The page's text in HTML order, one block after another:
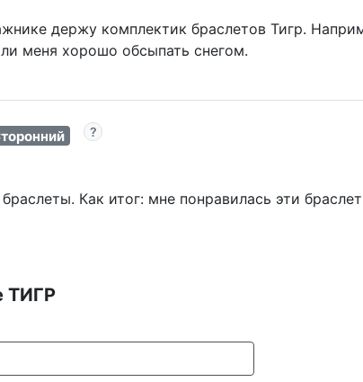
держу комплектик браслетов Тигр.
меня хорошо обсыпать снегом.
Как итог: мне понравилась эти
ТИГР